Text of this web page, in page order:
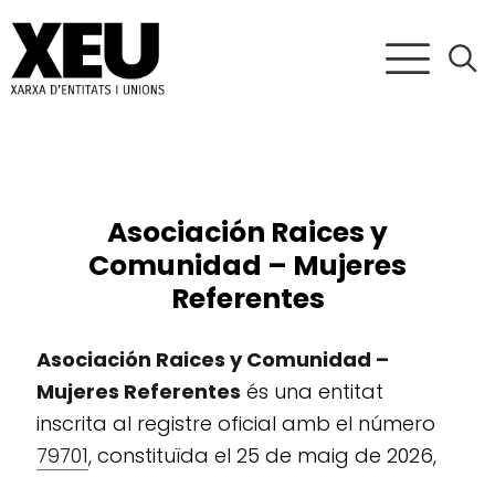
Asociación Raices y
Comunidad – Mujeres
Referentes
Asociación Raices y Comunidad –
Mujeres Referentes és una entitat
inscrita al registre oficial amb el número
79701, constituïda el 25 de maig de 2026,